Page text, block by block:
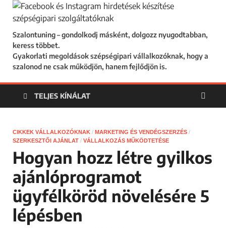
Szalontuning – gondolkodj másként, dolgozz nyugodtabban,
keress többet.
Gyakorlati megoldások szépségipari vállalkozóknak, hogy a
szalonod ne csak működjön, hanem fejlődjön is.
TELJES KÍNÁLAT
CIKKEK VÁLLALKOZÓKNAK / MARKETING ÉS VENDÉGSZERZÉS /
SZERKESZTŐI AJÁNLAT / VÁLLALKOZÁS MŰKÖDTETÉSE
Hogyan hozz létre gyilkos
ajánlóprogramot
ügyfélköröd növelésére 5
lépésben